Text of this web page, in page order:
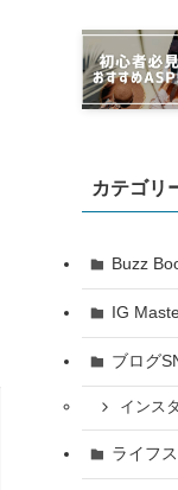
カテゴリ
Buzz
IG
ブログ
インスタ
ライフ